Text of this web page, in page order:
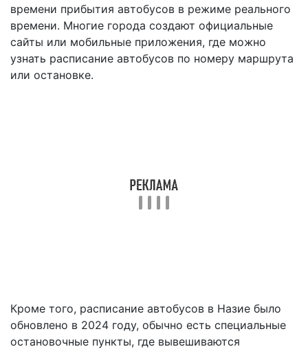
времени прибытия автобусов в режиме реального
времени. Многие города создают официальные
сайты или мобильные приложения, где можно
узнать расписание автобусов по номеру маршрута
или остановке.
Кроме того, расписание автобусов в Назие было
обновлено в 2024 году, обычно есть специальные
остановочные пункты, где вывешиваются